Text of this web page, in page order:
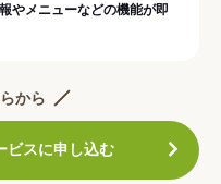
やメニューなどの機能が即
から
ビスに申し込む